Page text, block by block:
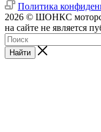
Политика
2026 © ШОНКС
на сайте не является
Найти